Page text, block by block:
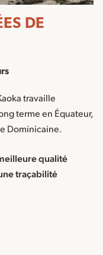
DE
travaille
terme en Équateur,
Dominicaine.
qualité
traçabilité